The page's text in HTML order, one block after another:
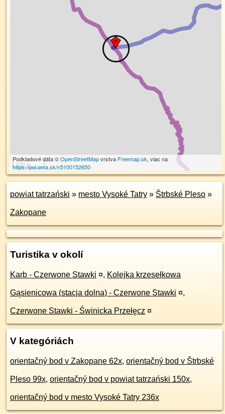
100 m
Podkladové dáta ©OpenStreetMapvrstva Freemap.sk, viac na
https://poi.oma.sk/n5100152650
powiat tatrzański » mesto Vysoké Tatry » Štrbské Pleso »
Zakopane
Turistika v okolí
Karb - Czerwone Stawki ¤, Kolejka krzesełkowa
Gąsienicowa (stacja dolna) - Czerwone Stawki ¤,
Czerwone Stawki - Świnicka Przełęcz ¤
V kategóriách
orientačný bod v Zakopane 62x, orientačný bod v Štrbské
Pleso 99x, orientačný bod v powiat tatrzański 150x,
orientačný bod v mesto Vysoké Tatry 236x